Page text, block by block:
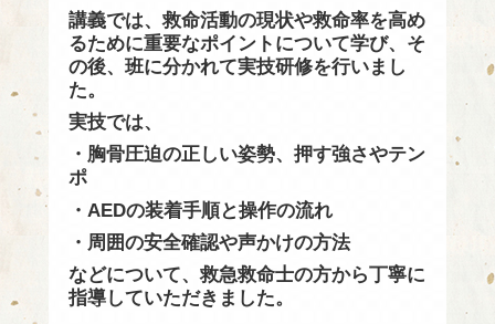
講義では、救命活動の現状や救命率を高め
るために重要なポイントについて学び、そ
の後、班に分かれて実技研修を行いまし
た。
実技では、
・胸骨圧迫の正しい姿勢、押す強さやテン
ポ
・AEDの装着手順と操作の流れ
・周囲の安全確認や声かけの方法
などについて、救急救命士の方から丁寧に
指導していただきました。